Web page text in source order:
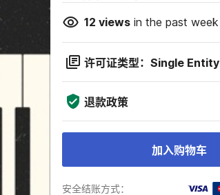
12 viewsin the past week
许可证类型：Single Entity
退款政策
加入购物车
安全结账方式：